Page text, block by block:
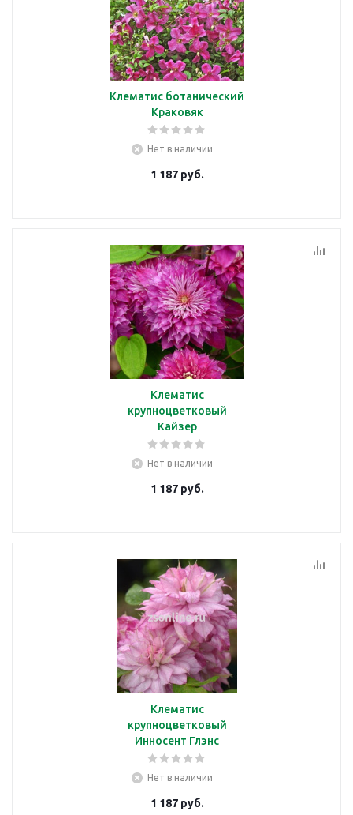
Клематис ботанический
Краковяк
Нет в наличии
1 187руб.
Клематис
крупноцветковый
Кайзер
Нет в наличии
1 187руб.
Клематис
крупноцветковый
Инносент Глэнс
Нет в наличии
1 187руб.